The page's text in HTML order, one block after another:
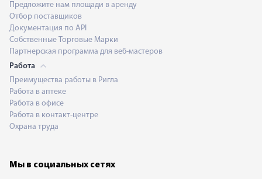
Предложите нам площади в аренду
Отбор поставщиков
Документация по API
Собственные Торговые Марки
Партнерская программа для веб-мастеров
Работа
Преимущества работы в Ригла
Работа в аптеке
Работа в офисе
Работа в контакт-центре
Охрана труда
Мы в социальных сетях